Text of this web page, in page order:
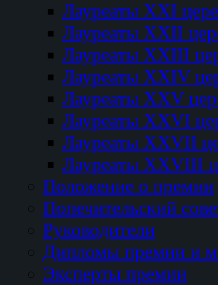
Лауреаты XXI
Лауреаты XXII
Лауреаты XXIII
Лауреаты XXIV
Лауреаты XXV
Лауреаты XXVI
Лауреаты XXVII
Лауреаты XXVIII
Положение о премии
Попечительский
Руководители
Дипломы премии и
Эксперты премии